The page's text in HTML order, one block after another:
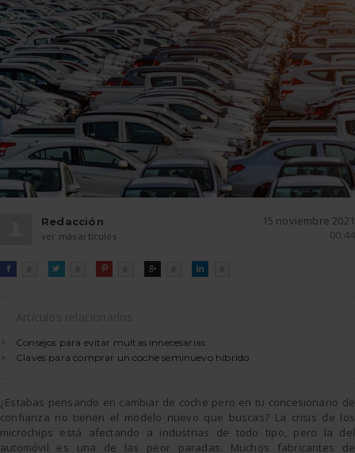
Redacción
ver más artículos
15 noviembre 2021
00:44

FACEBOOK
0 
TWITTER0 
PINTEREST
0 
GOOGLE0 
LINKEDIN
0
Consejos para evitar multas innecesarias
Claves para comprar un coche seminuevo híbrido
¿Estabas pensando en cambiar de coche pero en tu concesionario de
confianza no tienen el modelo nuevo que buscas? La crisis de los
microchips está afectando a industrias de todo tipo, pero la del
automóvil es una de las peor paradas. Muchos fabricantes de